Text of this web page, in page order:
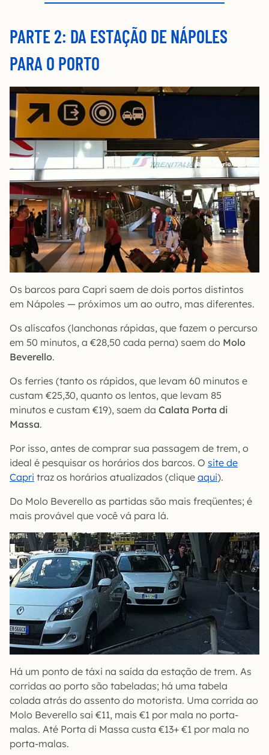
PARTE 2: DA ESTAÇÃO DE NÁPOLES
PARA O PORTO
Os barcos para Capri saem de dois portos distintos
em Nápoles — próximos um ao outro, mas diferentes.
Os alíscafos (lanchonas rápidas, que fazem o percurso
em 50 minutos, a €28,50 cada perna) saem do Molo
Beverello.
Os ferries (tanto os rápidos, que levam 60 minutos e
custam €25,30, quanto os lentos, que levam 85
minutos e custam €19), saem da Calata Porta di
Massa.
Por isso, antes de comprar sua passagem de trem, o
ideal é pesquisar os horários dos barcos. O site de
Capri traz os horários atualizados (clique aqui).
Do Molo Beverello as partidas são mais freqüentes; é
mais provável que você vá para lá.
Há um ponto de táxi na saída da estação de trem. As
corridas ao porto são tabeladas; há uma tabela
colada atrás do assento do motorista. Uma corrida ao
Molo Beverello sai €11, mais €1 por mala no porta-
malas. Até Porta di Massa custa €13+ €1 por mala no
porta-malas.